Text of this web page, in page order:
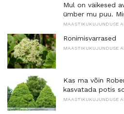
Mul on väikesed
ümber mu puu.
MAASTIKUKUJUNDUSE
Ronimisvarrased
MAASTIKUKUJUNDUSE
Kas ma võin
kasvatada potis
MAASTIKUKUJUNDUSE